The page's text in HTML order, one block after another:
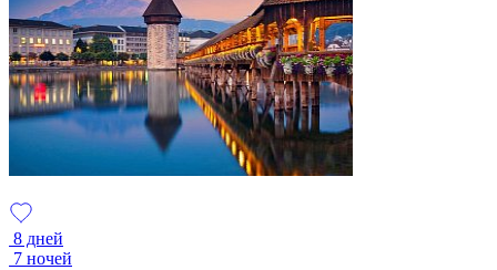
8 дней
7 ночей